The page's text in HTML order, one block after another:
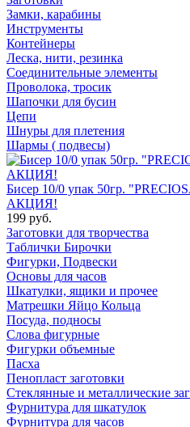
Замки, карабины
Инструменты
Контейнеры
Леска, нити, резинка
Соединительные элементы
Проволока, тросик
Шапочки для бусин
Цепи
Шнуры для плетения
Шармы ( подвесы)
Бисер 10/0 упак 50гр.
АКЦИЯ!
199 руб.
Заготовки для творчества
Таблички Бирочки
Фигурки, Подвески
Основы для часов
Шкатулки, ящики и прочее
Матрешки Яйцо Кольца
Посуда, подносы
Слова фигурные
Фигурки объемные
Пасха
Пенопласт заготовки
Стеклянные и металлические
Фурнитура для шкатулок
Фурнитура для часов